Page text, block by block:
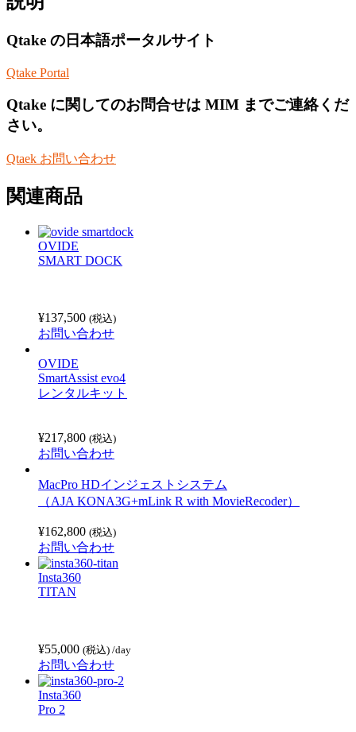
Qtake の日本語ポータルサイト
Qtake Portal
Qtake に関してのお問合せは MIM までご連絡くだ
さい。
Qtaek お問い合わせ
関連商品
OVIDE
SMART DOCK
¥137,500 (税込)
お問い合わせ
OVIDE
SmartAssist evo4
レンタルキット
¥217,800 (税込)
お問い合わせ
MacPro HDインジェストシステム
（AJA KONA3G+mLink R with MovieRecoder）
¥162,800 (税込)
お問い合わせ
Insta360
TITAN
¥55,000 (税込) /day
お問い合わせ
Insta360
Pro 2